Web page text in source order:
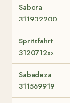
Sabora
311902200
Spritzfahrt
3120712xx
Sabadeza
311569919